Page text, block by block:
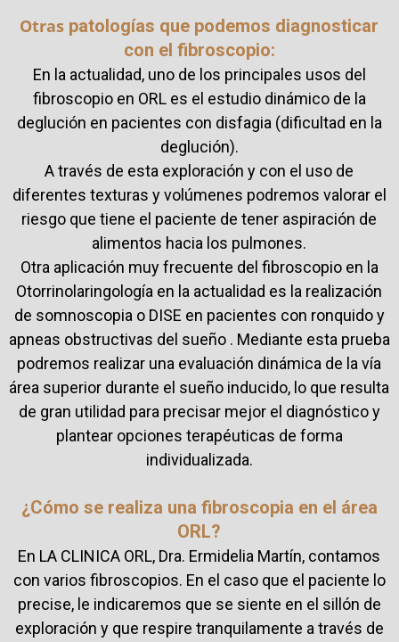
Otras patologías que podemos diagnosticar
con el fibroscopio:
En la actualidad, uno de los principales usos del
fibroscopio en ORL es el estudio dinámico de la
deglución en pacientes con disfagia (dificultad en la
deglución).
A través de esta exploración y con el uso de
diferentes texturas y volúmenes podremos valorar el
riesgo que tiene el paciente de tener aspiración de
alimentos hacia los pulmones.
Otra aplicación muy frecuente del fibroscopio en la
Otorrinolaringología en la actualidad es la realización
de somnoscopia o DISE en pacientes con ronquido y
apneas obstructivas del sueño . Mediante esta prueba
podremos realizar una evaluación dinámica de la vía
área superior durante el sueño inducido, lo que resulta
de gran utilidad para precisar mejor el diagnóstico y
plantear opciones terapéuticas de forma
individualizada.
¿Cómo se realiza una fibroscopia en el área
ORL?
En LA CLINICA ORL, Dra. Ermidelia Martín, contamos
con varios fibroscopios. En el caso que el paciente lo
precise, le indicaremos que se siente en el sillón de
exploración y que respire tranquilamente a través de